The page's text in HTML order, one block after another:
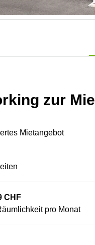
zur
Mietangebot
CHF
pro Monat